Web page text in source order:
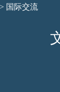
> 国际交流